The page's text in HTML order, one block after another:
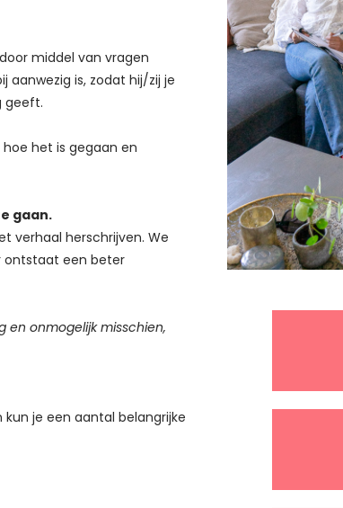
middel van vragen
aanwezig is, zodat hij/zij je
geeft.
het is gegaan en
gaan.
verhaal herschrijven. We
ontstaat een beter
en onmogelijk misschien,
je een aantal belangrijke